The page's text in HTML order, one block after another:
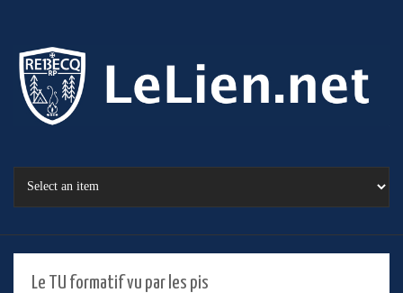
Le TU formatif vu par les pis